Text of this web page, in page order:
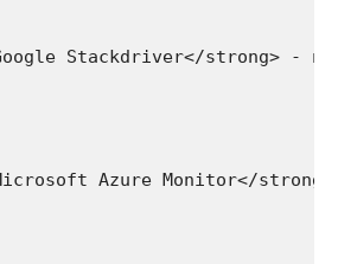
Stackdriver</strong> -
Azure Monitor</